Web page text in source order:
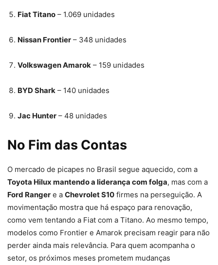
Fiat Titano – 1.069 unidades
Nissan Frontier – 348 unidades
Volkswagen Amarok – 159 unidades
BYD Shark – 140 unidades
Jac Hunter – 48 unidades
No Fim das Contas
O mercado de picapes no Brasil segue aquecido, com a
Toyota Hilux mantendo a liderança com folga, mas com a
Ford Ranger e a Chevrolet S10 firmes na perseguição. A
movimentação mostra que há espaço para renovação,
como vem tentando a Fiat com a Titano. Ao mesmo tempo,
modelos como Frontier e Amarok precisam reagir para não
perder ainda mais relevância. Para quem acompanha o
setor, os próximos meses prometem mudanças